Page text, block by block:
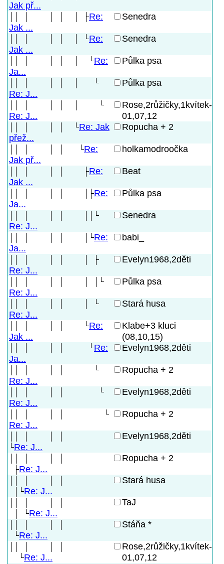
Jak př...
Re:
Jak ...
Senedra
Re:
Jak ...
Senedra
Re:
Ja...
Půlka psa
Re: J...
Půlka psa
Re: J...
Rose,2růžičky,1kvítek-
01,07,12
Re: Jak
přež...
Ropucha + 2
Re:
Jak př...
holkamodroočka
Re:
Jak ...
Beat
Re:
Ja...
Půlka psa
Re: J...
Senedra
Re:
Ja...
babi_
Re: J...
Evelyn1968,2děti
Re: J...
Půlka psa
Re: J...
Stará husa
Re:
Jak ...
Klabe+3 kluci
(08,10,15)
Re:
Ja...
Evelyn1968,2děti
Re: J...
Ropucha + 2
Re: J...
Evelyn1968,2děti
Re: J...
Ropucha + 2
Re: J...
Evelyn1968,2děti
Re: J...
Ropucha + 2
Re: J...
Stará husa
Re: J...
TaJ
Re: J...
Stáňa *
Re: J...
Rose,2růžičky,1kvítek-
01,07,12